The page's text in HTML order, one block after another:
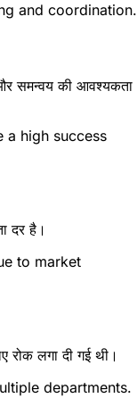
and coordination.
समन्वय की आवश्यकता
a high success
दर है।
to market
रोक लगा दी गई थी।
departments.